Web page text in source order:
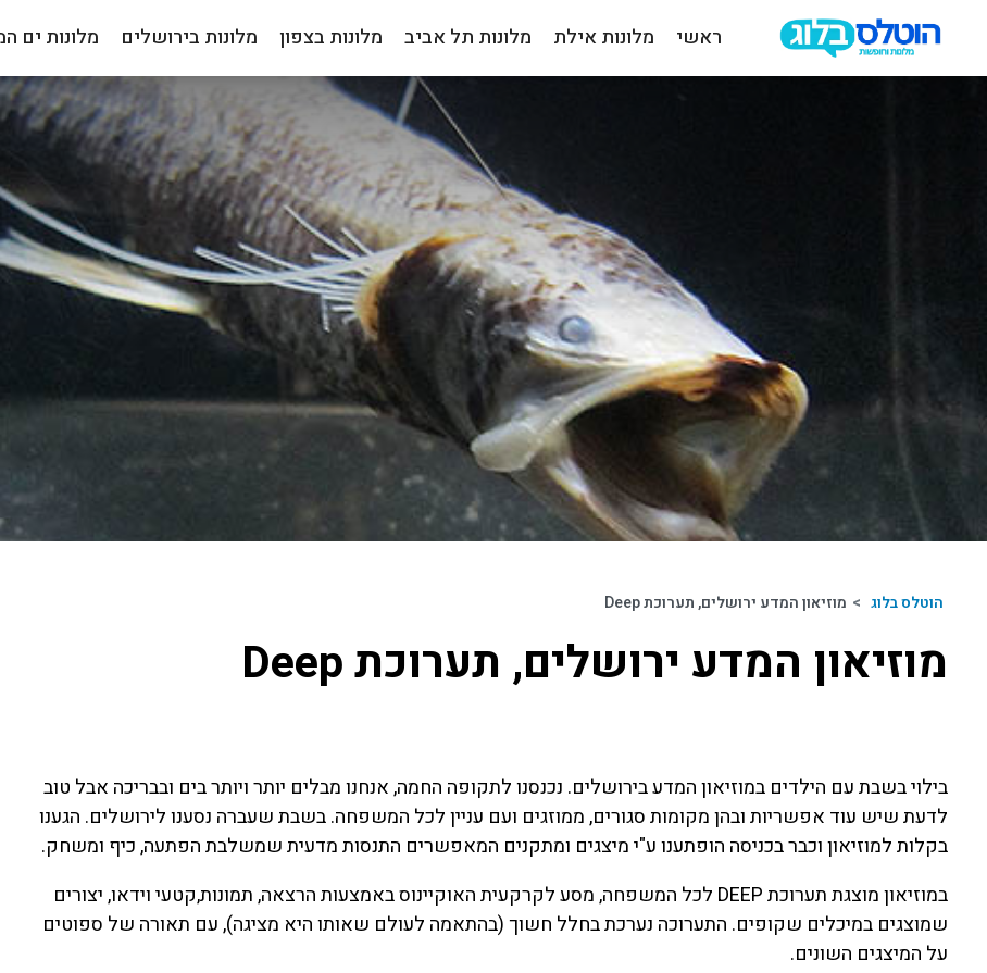
הוטלס
ראשי מלונות אילת מלונות תל אביב מלונות בצפון מלונות בירושלים מלונות ים
הוטלס בלוג > מוזיאון המדע ירושלים, תערוכת Deep
מוזיאון המדע ירושלים, תערוכת Deep
בילוי בשבת עם הילדים במוזיאון המדע בירושלים. נכנסנו לתקופה החמה, אנחנו מבלים יותר ויותר בים ובבריכה אבל טוב
לדעת שיש עוד אפשריות ובהן מקומות סגורים, ממוזגים ועם עניין לכל המשפחה. בשבת שעברה נסענו לירושלים. הגענו
בקלות למוזיאון וכבר בכניסה הופתענו ע"י מיצגים ומתקנים המאפשרים התנסות מדעית שמשלבת הפתעה, כיף ומשחק.
במוזיאון מוצגת תערוכת DEEP לכל המשפחה, מסע לקרקעית האוקיינוס באמצעות הרצאה, תמונות,קטעי וידאו, יצורים
שמוצגים במיכלים שקופים. התערוכה נערכת בחלל חשוך (בהתאמה לעולם שאותו היא מציגה), עם תאורה של ספוטים
על המיצגים השונים.